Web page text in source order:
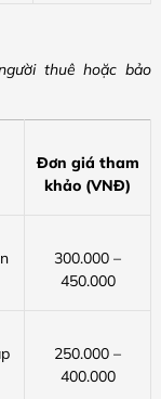
thuê hoặc bảo
Đơn giá tham
khảo (VNĐ)
300.000 –
450.000
250.000 –
400.000